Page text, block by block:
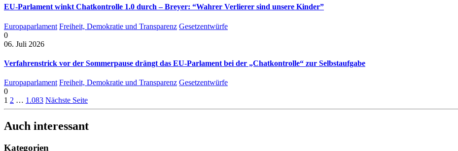
EU-Parlament winkt Chatkontrolle 1.0 durch – Breyer: “Wahrer Verlierer sind unsere Kinder”
Europaparlament Freiheit, Demokratie und Transparenz Gesetzentwürfe
0
06. Juli 2026
Verfahrenstrick vor der Sommerpause drängt das EU-Parlament bei der „Chatkontrolle“ zur Selbstaufgabe
Europaparlament Freiheit, Demokratie und Transparenz Gesetzentwürfe
0
1 2 … 1.083 Nächste Seite
Auch interessant
Kategorien